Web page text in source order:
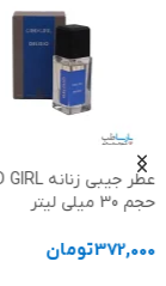
حجم 30 میلی لیتر
372,000تومان